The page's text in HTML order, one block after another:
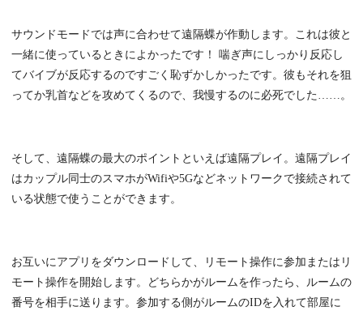
サウンドモードでは声に合わせて遠隔蝶が作動します。これは彼と
一緒に使っているときによかったです！ 喘ぎ声にしっかり反応し
てバイブが反応するのですごく恥ずかしかったです。彼もそれを狙
ってか乳首などを攻めてくるので、我慢するのに必死でした……。
そして、遠隔蝶の最大のポイントといえば遠隔プレイ。遠隔プレイ
はカップル同士のスマホがWifiや5Gなどネットワークで接続されて
いる状態で使うことができます。
お互いにアプリをダウンロードして、リモート操作に参加またはリ
モート操作を開始します。どちらかがルームを作ったら、ルームの
番号を相手に送ります。参加する側がルームのIDを入れて部屋に